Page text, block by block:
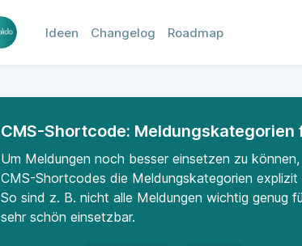
Ideen Changelog Roadmap
CMS-Shortcode: Meldungskategorien
Um Meldungen noch besser einsetzen zu
CMS-Shortcodes die Meldungskategorien
So sind z. B. nicht alle Meldungen wichtig genug
sehr schön einsetzbar.